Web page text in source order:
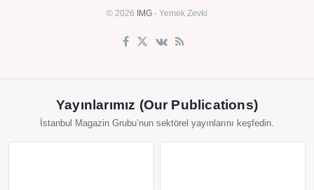
© 2026 IMG - Yemek Zevki
Yayınlarımız (Our Publications)
İstanbul Magazin Grubu’nun sektörel yayınlarını keşfedin.